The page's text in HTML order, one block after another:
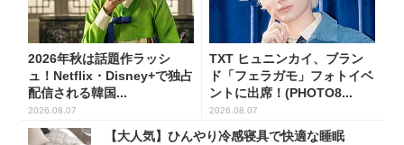
2026年秋は話題作ラッシ
ュ！Netflix・Disney+で独占
配信される韓国...
2026.08.07
TXT ヒュニンカイ、ブラン
ド「フェラガモ」フォトイベ
ントに出席！(PHOTO8...
2026.08.07
【大人気】ひんやり冷感寝具で快適な睡眠